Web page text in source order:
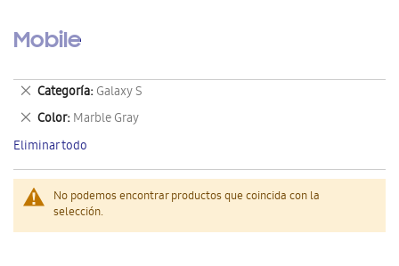
Mobile
No podemos encontrar productos que coincida con la
selección.
Categoría Galaxy S
Eliminar
este
artículo
Color Marble Gray
Eliminar
este
artículo
Eliminar todo